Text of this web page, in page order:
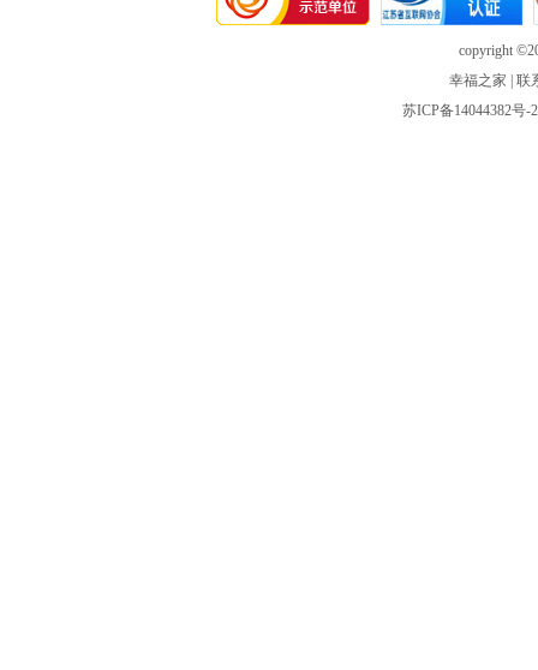
copyright
幸福之家 | 联
苏ICP备14044382号-2